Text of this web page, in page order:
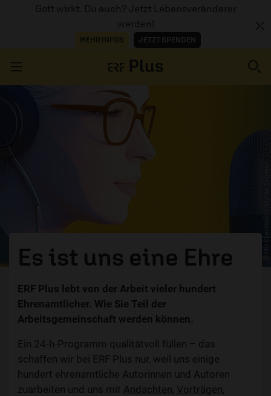
Gott wirkt. Du auch? Jetzt Lebensveränderer
werden!
MEHR INFOS JETZT SPENDEN
Navigation überspringen
ÜBER
© Mit KI erstellt / Adobe Express
Es ist uns eine Ehre
ERF Plus lebt von der Arbeit vieler hundert
Ehrenamtlicher. Wie Sie Teil der
Arbeitsgemeinschaft werden können.
Ein 24-h-Programm qualitätvoll füllen – das
schaffen wir bei ERF Plus nur, weil uns einige
hundert ehrenamtliche Autorinnen und Autoren
zuarbeiten und uns mit Andachten, Vorträgen,